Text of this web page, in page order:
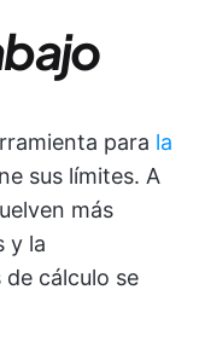
para la
sus límites. A
más
y la
cálculo se